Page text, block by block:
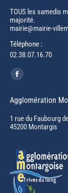
TOUS les samedis
majorité.
mairie@mairie-
Téléphone :
02.38.07.16.70
Trouvez nous sur :
Facebook
opens
in
new
Agglomération
1 rue du Faubourg
45200 Montargis